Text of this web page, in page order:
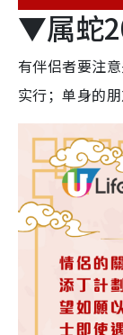
▼属蛇
有伴侣者要注
实行；单身的